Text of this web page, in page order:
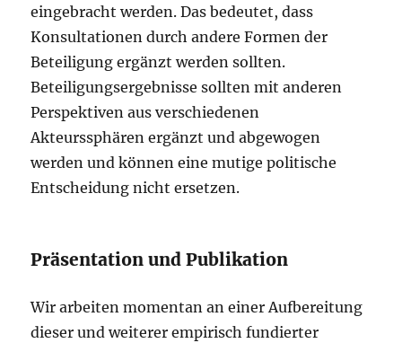
eingebracht werden. Das bedeutet, dass
Konsultationen durch andere Formen der
Beteiligung ergänzt werden sollten.
Beteiligungsergebnisse sollten mit anderen
Perspektiven aus verschiedenen
Akteurssphären ergänzt und abgewogen
werden und können eine mutige politische
Entscheidung nicht ersetzen.
Präsentation und Publikation
Wir arbeiten momentan an einer Aufbereitung
dieser und weiterer empirisch fundierter